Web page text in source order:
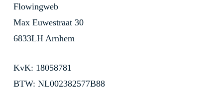
Flowingweb
Max Euwestraat 30
6833LH Arnhem
KvK: 18058781
BTW: NL002382577B88